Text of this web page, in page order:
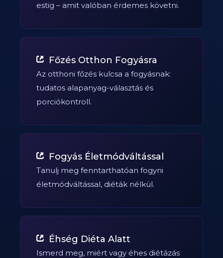
estig – amit valóban érdemes követni.
Főzés Otthon Fogyásra
Az otthoni főzés kulcsa a fogyásnak:
tudatos alapanyag-választás és
porciókontroll.
Fogyás Életmódváltással
Tanulj meg fenntarthatóan fogyni
életmódváltással, diéták nélkül.
Éhség Diéta Alatt
Ismerd meg, miért vagy éhes diétázás